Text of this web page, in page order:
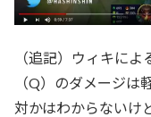
（追記）ウィキに
（Q）のダメージは
対かはわからないけ